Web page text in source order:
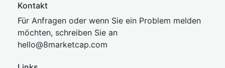
Kontakt
Für Anfragen oder wenn Sie ein Problem melden
möchten, schreiben Sie an
hello@8marketcap.com